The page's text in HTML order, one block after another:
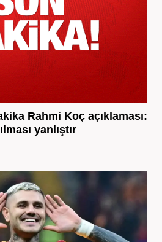
Rahmi Koç açıklaması:
yanlıştır